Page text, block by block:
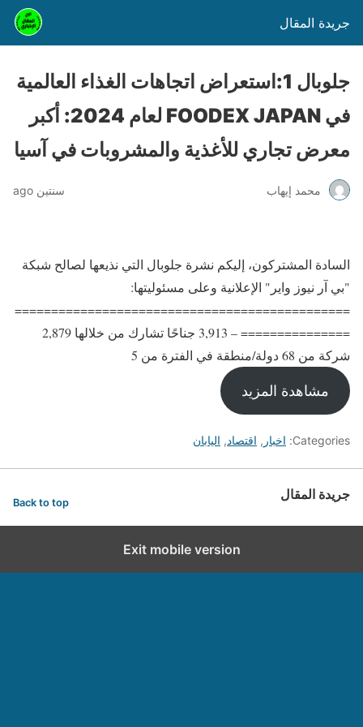
جريدة المقال
جلوبال 1:استعراض اتجاهات الغذاء العالمية
في FOODEX JAPAN لعام 2024: أكبر
معرض تجاري للأغذية والمشروبات في آسيا
محمد إيهاب سنتين ago
السادة المشتركون، إليكم نشرة جلوبال التي نذيعها لصالح شبكة
"بي آر نيوز واير" الإعلانية وعلى مسئوليتها:
==============================================
=============== – 3,913 جناحًا تشارك من خلالها 2,879
شركة من 68 دولة/منطقة في الفترة من 5
مشاهدة المزيد
Categories: اخبار , اقتصاد, اليابان
جريدة المقال Back to top
Exit mobile version